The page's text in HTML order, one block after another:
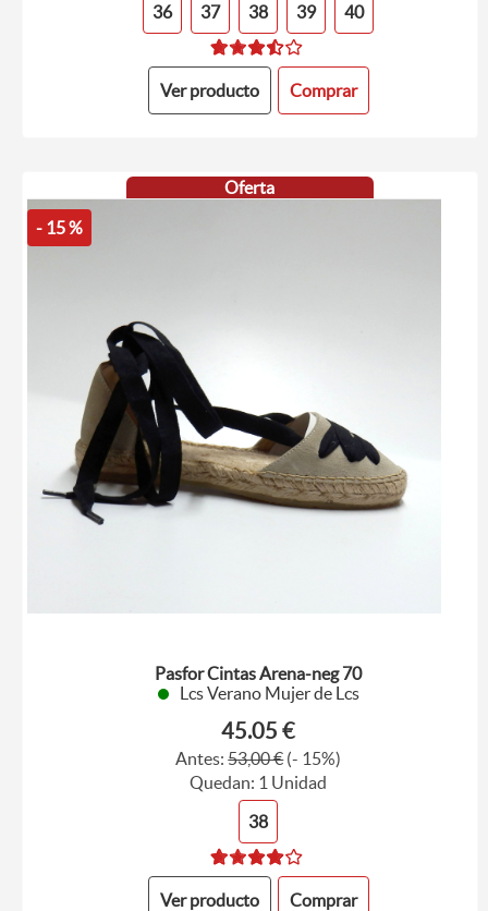
36
37 38 39 40
Ver producto Comprar
Oferta
- 15 %
Pasfor Cintas Arena-neg 70
Lcs Verano Mujer de Lcs
45.05 €
Antes:53,00 €(- 15%)
Quedan: 1 Unidad
38
Ver producto Comprar